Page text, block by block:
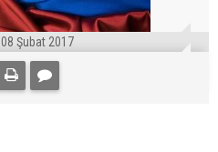
08 Şubat 2017